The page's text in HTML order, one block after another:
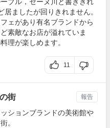
ましたが回りきれません。
ェがあり有名ブランドから
素敵なお店が溢れていま
理が楽しめます。
11
街
ションブランドの美術館や
。
報告